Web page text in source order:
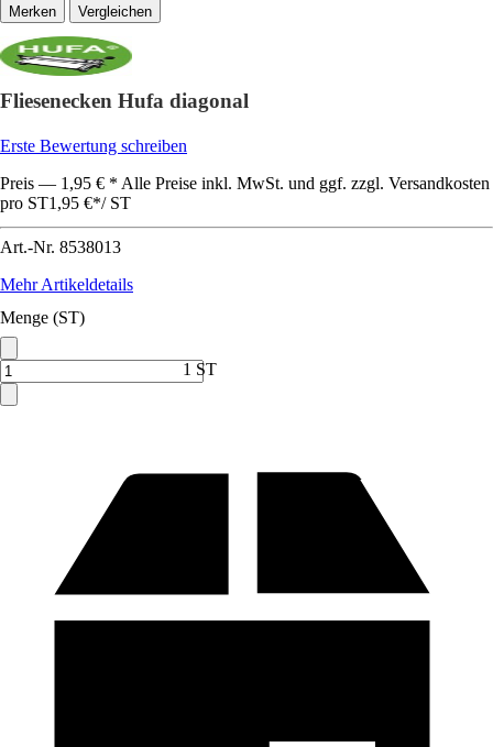
Vergleichen
Fliesenecken Hufa diagonal
Erste Bewertung schreiben
Preis — 1,95 € * Alle Preise inkl. MwSt. und ggf. zzgl. Versandkosten
pro ST1,95 €*/ ST
Art.-Nr. 8538013
Mehr Artikeldetails
Menge (ST)
1 ST